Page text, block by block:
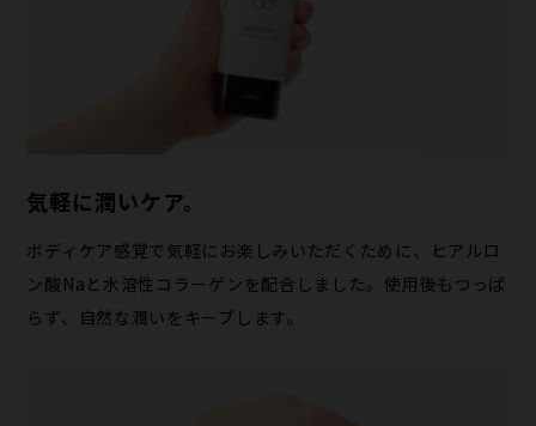
気軽に潤いケア。
ボディケア感覚で気軽にお楽しみいただくために、ヒアルロ
ン酸Naと水溶性コラーゲンを配合しました。使用後もつっぱ
らず、自然な潤いをキープします。